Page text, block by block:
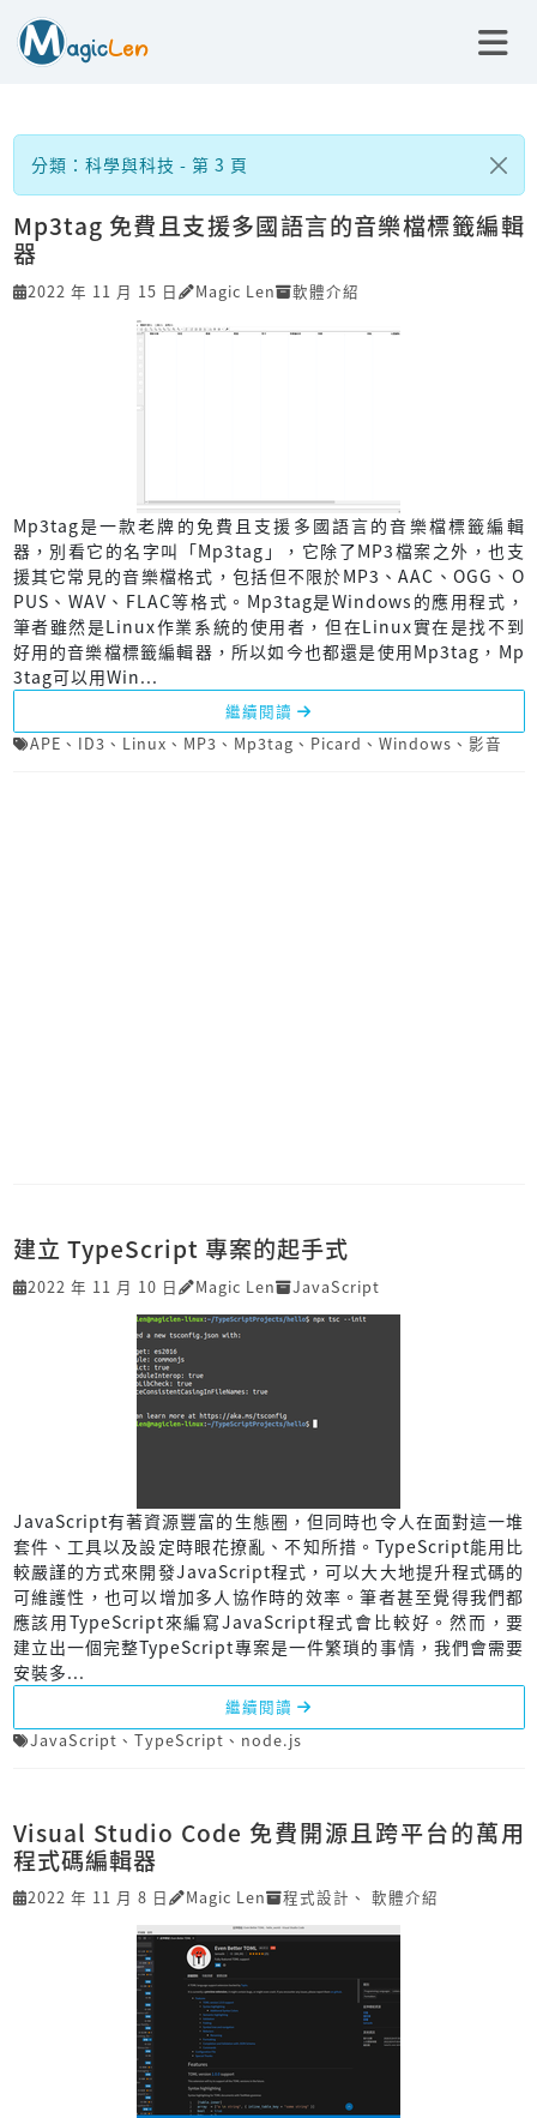
分類：科學與科技 - 第 3 頁
Mp3tag 免費且支援多國語言的音樂檔標籤編輯
器
2022 年 11 月 15 日 Magic Len 軟體介紹
Mp3tag是一款老牌的免費且支援多國語言的音樂檔標籤編輯
器，別看它的名字叫「Mp3tag」，它除了MP3檔案之外，也支
援其它常見的音樂檔格式，包括但不限於MP3、AAC、OGG、O
PUS、WAV、FLAC等格式。Mp3tag是Windows的應用程式，
筆者雖然是Linux作業系統的使用者，但在Linux實在是找不到
好用的音樂檔標籤編輯器，所以如今也都還是使用Mp3tag，Mp
3tag可以用Win...
繼續閱讀
APE 、 ID3 、 Linux 、 MP3 、 Mp3tag 、 Picard 、 Windows 、 影音
建立 TypeScript 專案的起手式
2022 年 11 月 10 日 Magic Len JavaScript
JavaScript有著資源豐富的生態圈，但同時也令人在面對這一堆
套件、工具以及設定時眼花撩亂、不知所措。TypeScript能用比
較嚴謹的方式來開發JavaScript程式，可以大大地提升程式碼的
可維護性，也可以增加多人協作時的效率。筆者甚至覺得我們都
應該用TypeScript來編寫JavaScript程式會比較好。然而，要
建立出一個完整TypeScript專案是一件繁瑣的事情，我們會需要
安裝多...
繼續閱讀
JavaScript 、 TypeScript 、 node.js
Visual Studio Code 免費開源且跨平台的萬用
程式碼編輯器
2022 年 11 月 8 日 Magic Len 程式設計 、 軟體介紹